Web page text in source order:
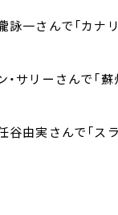
詠一さんで「カナ
・サリーさんで「蘇
谷由実さんで「ス